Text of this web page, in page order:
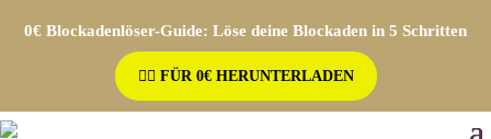
0€ Blockadenlöser-Guide: Löse deine Blockaden in 5 Schritten
👉🏼 FÜR 0€ HERUNTERLADEN